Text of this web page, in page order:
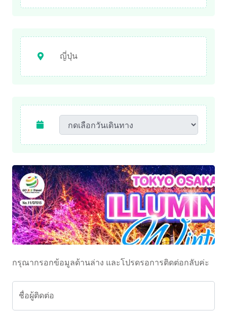
ญี่ปุ่น
กรุณากรอกข้อมูลด้านล่าง และโปรดรอการติดต่อกลับค่ะ
ชื่อผู้ติดต่อ